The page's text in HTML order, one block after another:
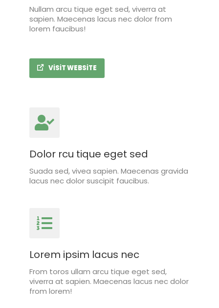
Nullam arcu tique eget sed, viverra at
sapien. Maecenas lacus nec dolor from
lorem faucibus!
VISIT WEBSITE
Dolor rcu tique eget sed
Suada sed, vivea sapien. Maecenas gravida
lacus nec dolor suscipit faucibus.
Lorem ipsim lacus nec
From toros ullam arcu tique eget sed,
viverra at sapien. Maecenas lacus nec dolor
from lorem!